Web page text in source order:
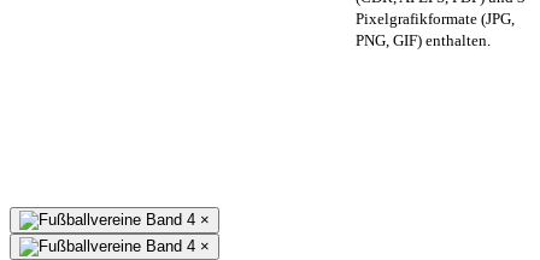
Pixelgrafikformate (JPG,
PNG, GIF) enthalten.
×
×